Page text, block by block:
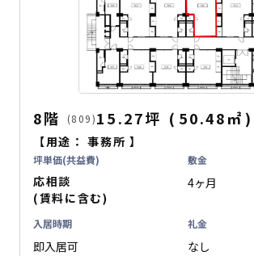
8階 (809)15.27坪 ( 50.48㎡ )
【用途：事務所 】
坪単価(共益費)
応相談
(賃料に含む)
敷金
4ヶ月
入居時期
即入居可
礼金
なし